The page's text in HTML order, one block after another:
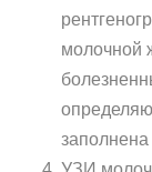
молочной
заполнена